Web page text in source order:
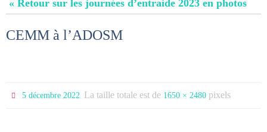
« Retour sur les journées d’entraide 2023 en photos
CEMM à l’ADOSM
5 décembre 2022 La taille totale est de 1650 × 2480 pixels